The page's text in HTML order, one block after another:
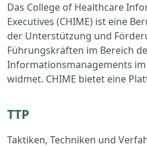
Das College of Healthcare
Executives (CHIME) ist eine
der Unterstützung und
Führungskräften im Bereich
Informationsmanagements
widmet. CHIME bietet eine
TTP lesen
TTP
Taktiken, Techniken und